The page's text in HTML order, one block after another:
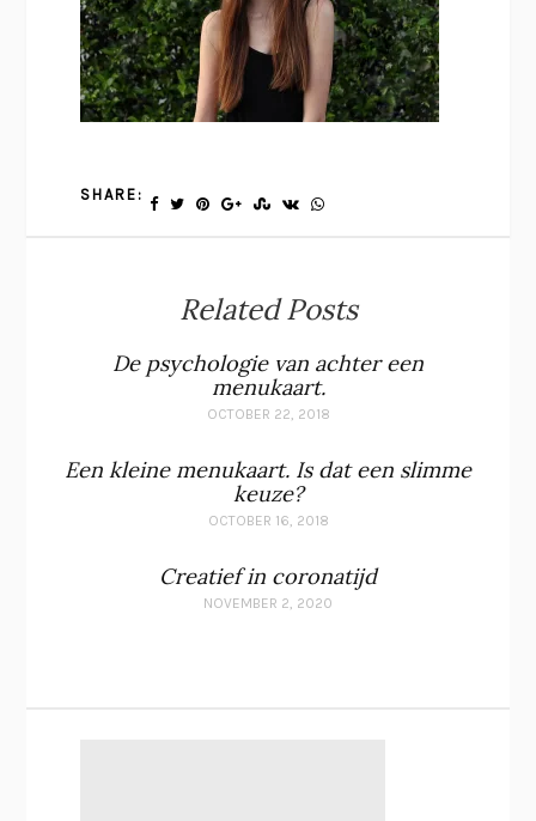
SHARE:
Related Posts
De psychologie van achter een
menukaart.
OCTOBER 22, 2018
Een kleine menukaart. Is dat een slimme
keuze?
OCTOBER 16, 2018
Creatief in coronatijd
NOVEMBER 2, 2020